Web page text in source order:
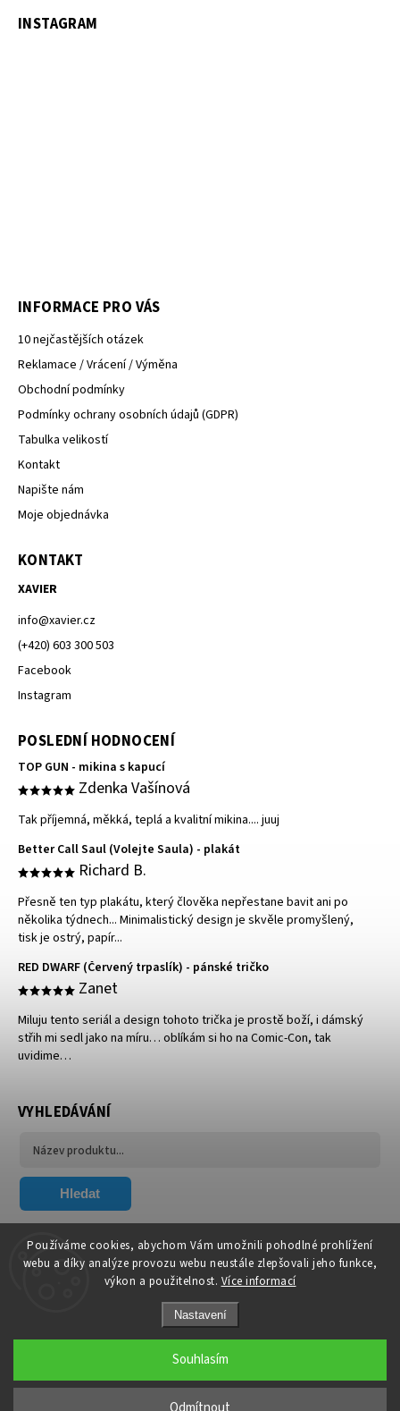
Používáme cookies, abychom Vám umožnili pohodlné prohlížení
webu a díky analýze provozu webu neustále zlepšovali jeho funkce,
výkon a použitelnost. Více informací
Nastavení
Souhlasím
INSTAGRAM
INFORMACE PRO VÁS
10 nejčastějších otázek
Reklamace / Vrácení / Výměna
Obchodní podmínky
Podmínky ochrany osobních údajů (GDPR)
Tabulka velikostí
Kontakt
Napište nám
Moje objednávka
KONTAKT
XAVIER
info@xavier.cz
(+420) 603 300 503
Facebook
Instagram
POSLEDNÍ HODNOCENÍ
TOP GUN - mikina s kapucí
Zdenka Vašínová
Tak příjemná, měkká, teplá a kvalitní mikina.... juuj
Better Call Saul (Volejte Saula) - plakát
Richard B.
Přesně ten typ plakátu, který člověka nepřestane bavit ani po
několika týdnech... Minimalistický design je skvěle promyšlený,
tisk je ostrý, papír...
RED DWARF (Červený trpaslík) - pánské tričko
Zanet
Miluju tento seriál a design tohoto trička je prostě boží, i dámský
střih mi sedl jako na míru… oblíkám si ho na Comic-Con, tak
uvidime…
VYHLEDÁVÁNÍ
Hledat
FACEBOOK
Upravit nastavení cookies